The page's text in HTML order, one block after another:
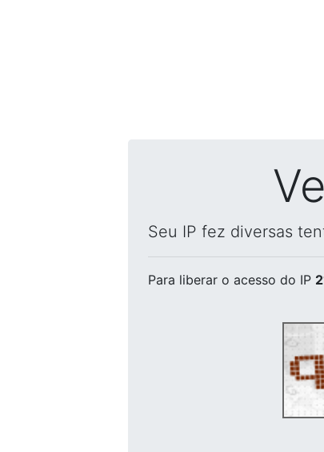
Seu IP fez diversas
Para liberar o acesso do IP